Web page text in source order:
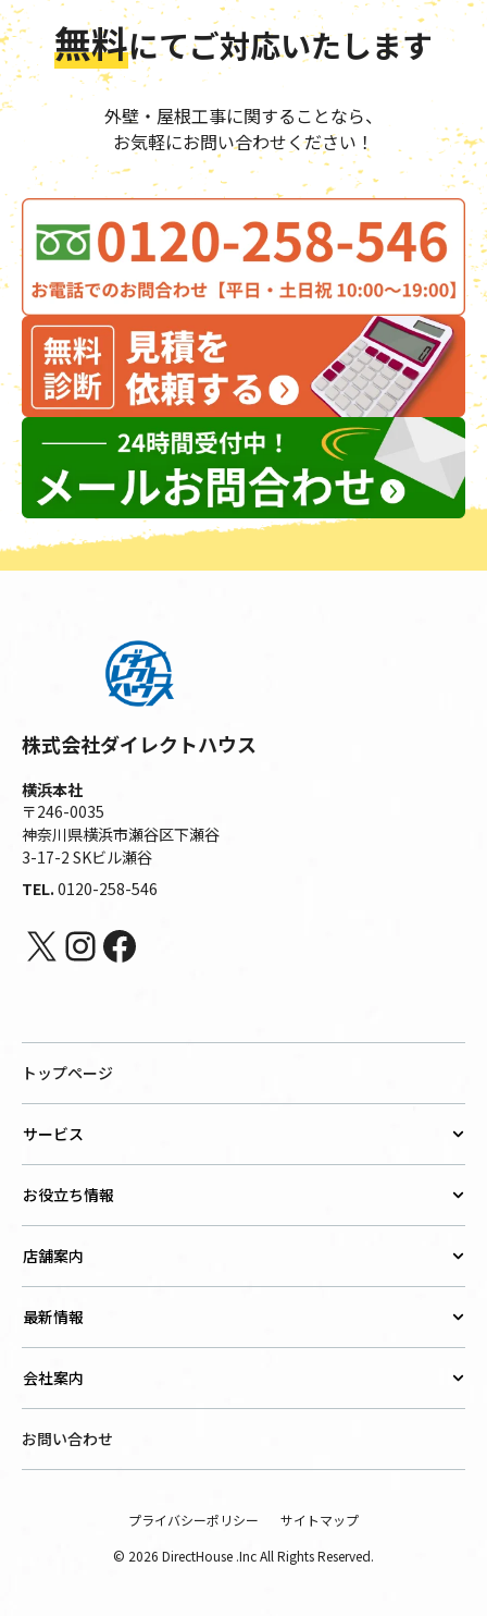
無料にてご対応いたします
外壁・屋根工事に関することなら、
お気軽にお問い合わせください！
株式会社ダイレクトハウス
横浜本社
〒246-0035
神奈川県横浜市瀬谷区下瀬谷
3-17-2 SKビル瀬谷
TEL. 0120-258-546
X Instagram
Facebook
トップページ
サービス
お役立ち情報
店舗案内
最新情報
会社案内
お問い合わせ
プライバシーポリシー
サイトマップ
© 2026 DirectHouse .Inc All Rights Reserved.